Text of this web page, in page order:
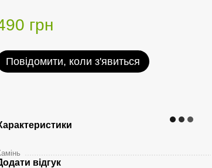
грн
Повідомити, коли з'явиться
відгук